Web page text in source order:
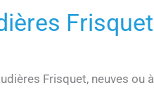
Frisquet
Frisquet, neuves ou à